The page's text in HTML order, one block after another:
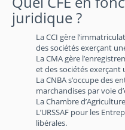
juridique ?
La CCI gère
des sociétés exerçant
La CMA gère
et des sociétés exerçant
La CNBA s’occupe des
marchandises par voie
La Chambre
L’URSSAF pour les
libérales.